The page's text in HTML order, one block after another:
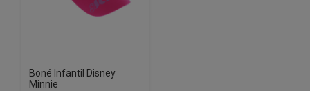
Boné Infantil Disney
Minnie